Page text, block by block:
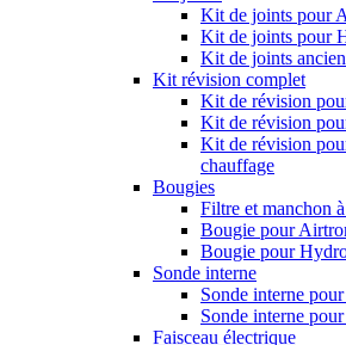
Kit de joints pour
Kit de joints pour
Kit de joints
Kit révision complet
Kit de révision
Kit de révision
Kit de révision
chauffage
Bougies
Filtre et manchon
Bougie pour
Bougie pour
Sonde interne
Sonde interne
Sonde interne
Faisceau électrique